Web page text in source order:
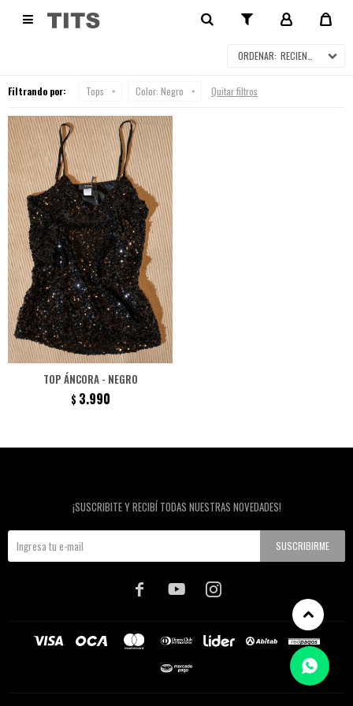

RECIENTES
Filtrando por: Tops Color: Negro Quitar filtros
TOP ÁNCORA - NEGRO
$ 3.990
¡SUSCRIBITE Y RECIBÍ TODAS NUESTRAS NOVEDADES!
SUSCRIBIRME
  